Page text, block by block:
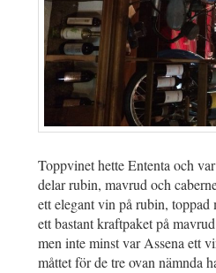
Toppvinet hette Ententa och
delar rubin, mavrud och
ett elegant vin på rubin,
ett bastant kraftpaket på
men inte minst var Assena ett
måttet för de tre ovan nämnda